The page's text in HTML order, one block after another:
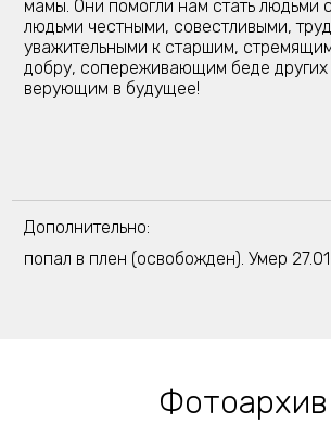
мамы. Они помогли нам стать людьми
людьми честными, совестливыми,
уважительными к старшим,
добру, сопереживающим беде других
верующим в будущее!
Дополнительно:
попал в плен (освобожден). Умер
Фотоархив